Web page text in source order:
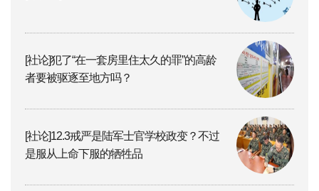
[社论]犯了“在一套房里住太久的罪”的高龄
者要被驱逐至地方吗？
[社论]12.3戒严是陆军士官学校政变？不过
是服从上命下服的牺牲品